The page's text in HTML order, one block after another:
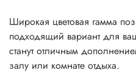
Широкая цветовая гамма
подходящий вариант для
станут отличным
залу или комнате отдыха.